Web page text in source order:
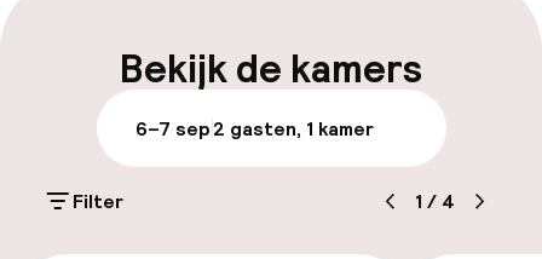
Bagageruimte
Parkeren & mobiliteit
Bekijk de kamers
6–7 sep2 gasten, 1 kamer
Filter 1 / 4